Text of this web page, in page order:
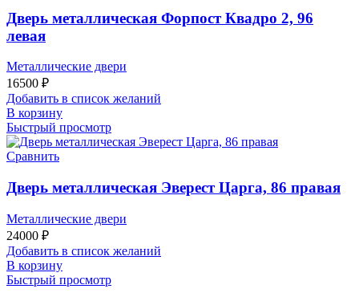
Дверь металлическая Форпост Квадро 2, 96
левая
Металлические двери
16500 ₽
Добавить в список желаний
В корзину
Быстрый просмотр
Сравнить
Дверь металлическая Эверест Царга, 86 правая
Металлические двери
24000 ₽
Добавить в список желаний
В корзину
Быстрый просмотр